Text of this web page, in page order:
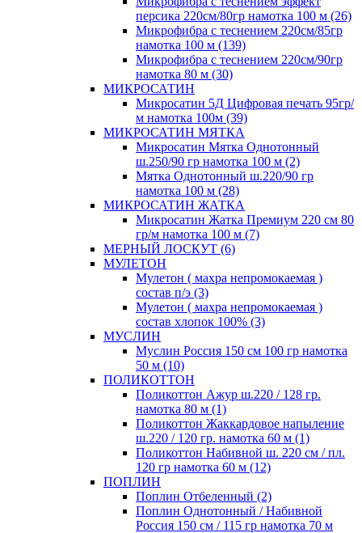
персика 220см/80гр намотка 100 м (26)
Микрофибра с теснением 220см/85гр
намотка 100 м (139)
Микрофибра с теснением 220см/90гр
намотка 80 м (30)
МИКРОСАТИН
Микросатин 5Д Цифровая печать 95гр/
м намотка 100м (39)
МИКРОСАТИН МЯТКА
Микросатин Мятка Однотонный
ш.250/90 гр намотка 100 м (2)
Мятка Однотонный ш.220/90 гр
намотка 100 м (28)
МИКРОСАТИН ЖАТКА
Микросатин Жатка Премиум 220 см 80
гр/м намотка 100 м (7)
МЕРНЫЙ ЛОСКУТ (6)
МУЛЕТОН
Мулетон ( махра непромокаемая )
состав п/э (3)
Мулетон ( махра непромокаемая )
состав хлопок 100% (3)
МУСЛИН
Муслин Россия 150 см 100 гр намотка
50 м (10)
ПОЛИКОТТОН
Поликоттон Ажур ш.220 / 128 гр.
намотка 80 м (1)
Поликоттон Жаккардовое напыление
ш.220 / 120 гр. намотка 60 м (1)
Поликоттон Набивной ш. 220 см / пл.
120 гр намотка 60 м (12)
ПОПЛИН
Поплин Отбеленный (2)
Поплин Однотонный / Набивной
Россия 150 см / 115 гр намотка 70 м